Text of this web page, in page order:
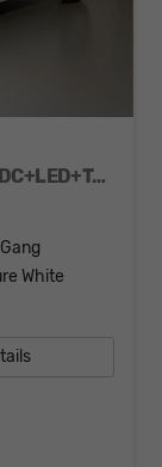
1.0 MPI Sitzheizung+AppConnect+PDC+LED+Touch+Lichtsensor+MultiLenkrad
White